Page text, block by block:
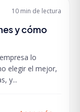
10 min de lectura
y cómo
lo
elegir el mejor,
y...